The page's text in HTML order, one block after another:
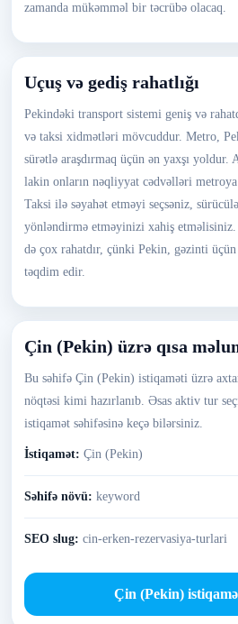
zamanda mükəmməl bir təcrübə olacaq.
Uçuş və gediş rahatlığı
Pekindəki transport sistemi geniş və
və taksi xidmətləri mövcuddur. Metro,
sürətlə araşdırmaq üçün ən yaxşı yoldur.
lakin onların nəqliyyat cədvəlləri
Taksi ilə səyahət etməyi seçsəniz,
yönləndirmə etməyinizi xahiş
də çox rahatdır, çünki Pekin, gəzinti
təqdim edir.
Çin (Pekin) üzrə qısa
Bu səhifə Çin (Pekin) istiqaməti üzrə
nöqtəsi kimi hazırlanıb. Əsas aktiv tur
istiqamət səhifəsinə keçə bilərsiniz.
İstiqamət: Çin (Pekin)
Səhifə növü: keyword
SEO slug: cin-erken-rezervasiya-turlari
Çin (Pekin)